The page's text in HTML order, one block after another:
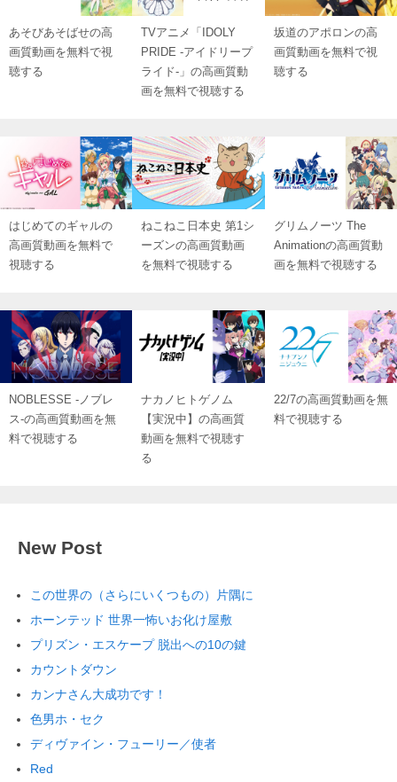
あそびあそばせの高
画質動画を無料で視
聴する
TVアニメ「IDOLY
PRIDE -アイドリープ
ライド-」の高画質動
画を無料で視聴する
坂道のアポロンの高
画質動画を無料で視
聴する
はじめてのギャルの
高画質動画を無料で
視聴する
ねこねこ日本史 第1シ
ーズンの高画質動画
を無料で視聴する
グリムノーツ The
Animationの高画質動
画を無料で視聴する
NOBLESSE ‐ノブレ
ス‐の高画質動画を無
料で視聴する
ナカノヒトゲノム
【実況中】の高画質
動画を無料で視聴す
る
22/7の高画質動画を無
料で視聴する
New Post
この世界の（さらにいくつもの）片隅に
ホーンテッド 世界一怖いお化け屋敷
プリズン・エスケープ 脱出への10の鍵
カウントダウン
カンナさん大成功です！
色男ホ・セク
ディヴァイン・フューリー／使者
Red